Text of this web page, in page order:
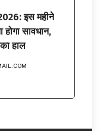
इस महीने
होगा सावधान,
हाल